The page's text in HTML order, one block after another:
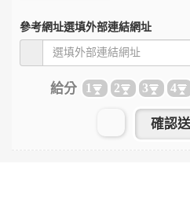
參考網址選填外部連結網址
給分 1 2 3 4